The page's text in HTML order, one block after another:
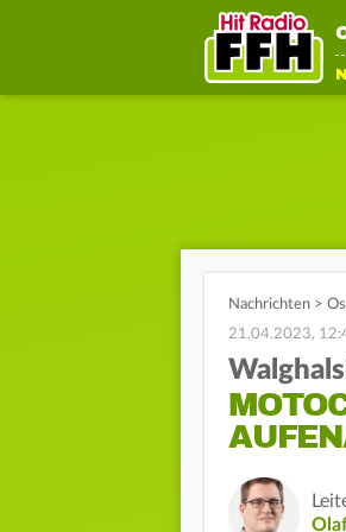
Nachrichten >
21.04.2023,